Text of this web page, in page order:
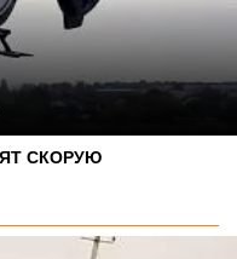
СКОРУЮ